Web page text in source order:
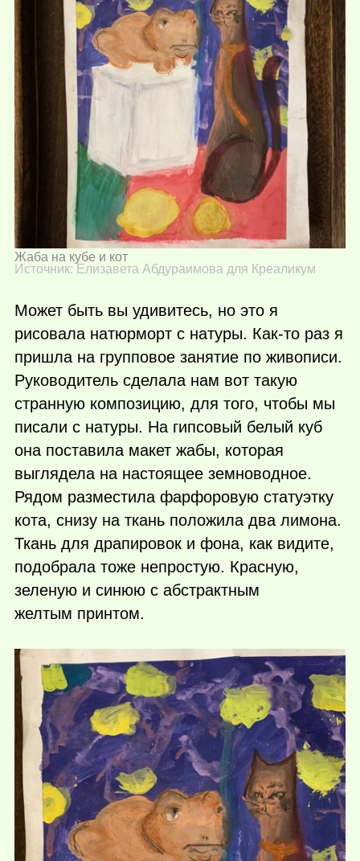
Жаба на кубе и кот
Источник: Елизавета Абдураимова для Креаликум
Может быть вы удивитесь, но это я
рисовала натюрморт с натуры. Как-то раз я
пришла на групповое занятие по живописи.
Руководитель сделала нам вот такую
странную композицию, для того, чтобы мы
писали с натуры. На гипсовый белый куб
она поставила макет жабы, которая
выглядела на настоящее земноводное.
Рядом разместила фарфоровую статуэтку
кота, снизу на ткань положила два лимона.
Ткань для драпировок и фона, как видите,
подобрала тоже непростую. Красную,
зеленую и синюю с абстрактным
желтым принтом.